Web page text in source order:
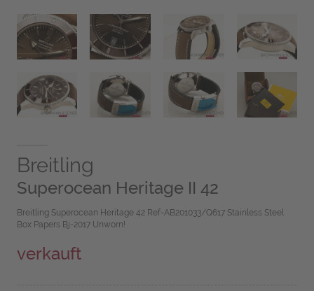
Breitling
Superocean Heritage II 42
Breitling Superocean Heritage 42 Ref-AB201033/Q617 Stainless Steel
Box Papers Bj-2017 Unworn!
verkauft